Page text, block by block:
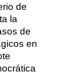
de
la
de
en